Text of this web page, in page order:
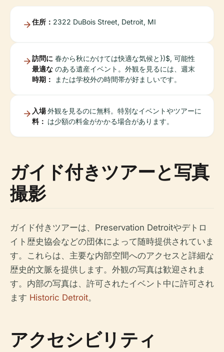
住所： 2322 DuBois Street, Detroit, MI
訪問に
最適な
時期：
春から秋にかけては快適な気候と})$, 可能性
のある遺産イベント。外観を見るには、週末
または学校外の時間帯が好ましいです。
入場
料：
外観を見るのに無料。特別なイベントやツアーに
は少額の料金がかかる場合があります。
ガイド付きツアーと写真
撮影
ガイド付きツアーは、Preservation Detroitやデトロ
イト歴史協会などの団体によって随時提供されていま
す。これらは、主要な内部空間へのアクセスと詳細な
歴史的文脈を提供します。外観の写真は歓迎されま
す。内部の写真は、許可されたイベント中に許可され
ます Historic Detroit。
アクセシビリティ